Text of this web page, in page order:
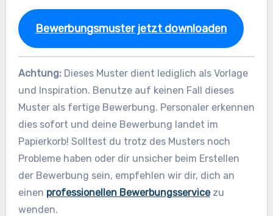
Bewerbungsmuster jetzt downloaden
Achtung:Dieses Muster dient lediglich als Vorlage
und Inspiration. Benutze auf keinen Fall dieses
Muster als fertige Bewerbung. Personaler erkennen
dies sofort und deine Bewerbung landet im
Papierkorb! Solltest du trotz des Musters noch
Probleme haben oder dir unsicher beim Erstellen
der Bewerbung sein, empfehlen wir dir, dich an
einen professionellen Bewerbungsservicezu
wenden.